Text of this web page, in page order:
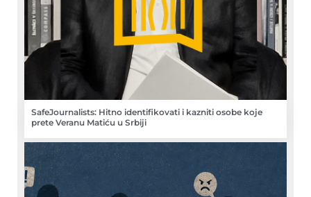
SafeJournalists: Hitno identifikovati i kazniti osobe koje
prete Veranu Matiću u Srbiji